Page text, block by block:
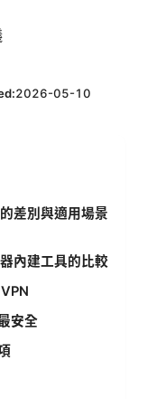
2026-05-10
差別與適用場景
內建工具的比較
安全